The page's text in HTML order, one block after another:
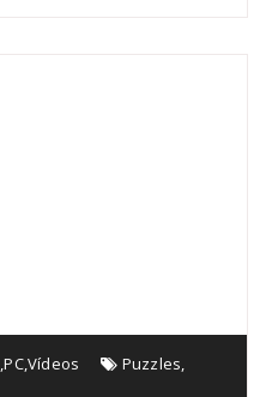
,PC,Vídeos Puzzles,